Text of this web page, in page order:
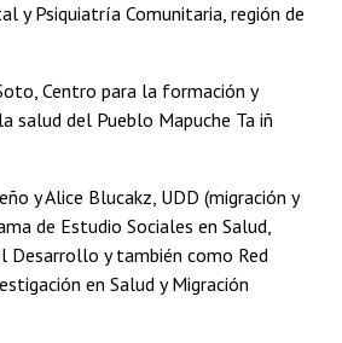
y Psiquiatría Comunitaria, región de
Centro para la formación y
salud del Pueblo Mapuche Ta iñ
y Alice Blucakz, UDD (migración y
de Estudio Sociales en Salud,
Desarrollo y también como Red
en Salud y Migración